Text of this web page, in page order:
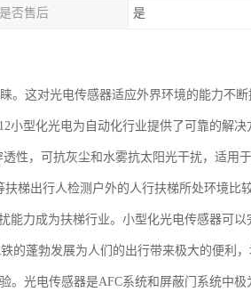
是否售后 是
这对光电传感器适应外界环境的能力不断
型化光电为自动化行业提供了可靠的解决
性，可抗灰尘和水雾抗太阳光干扰，适用
梯出行人检测户外的人行扶梯所处环境比
力成为扶梯行业。小型化光电传感器可
的蓬勃发展为人们的出行带来极大的便利
。光电传感器是AFC系统和屏蔽门系统中